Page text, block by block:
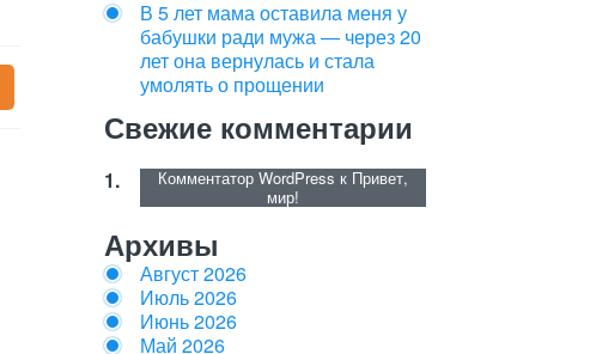
В 5 лет мама оставила меня у
бабушки ради мужа — через 20
лет она вернулась и стала
умолять о прощении
Свежие комментарии
Комментатор WordPress к Привет,
мир!
Архивы
Август 2026
Июль 2026
Июнь 2026
Май 2026